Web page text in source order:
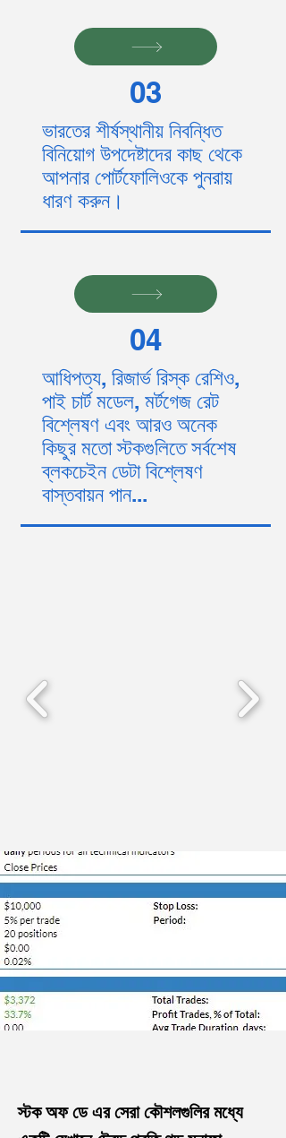
03
ভারতের শীর্ষস্থানীয় নিবন্ধিত
বিনিয়োগ উপদেষ্টাদের কাছ থেকে
আপনার পোর্টফোলিওকে পুনরায়
ধারণ করুন।
04
আধিপত্য, রিজার্ভ রিস্ক রেশিও,
পাই চার্ট মডেল, মর্টগেজ রেট
বিশ্লেষণ এবং আরও অনেক
কিছুর মতো স্টকগুলিতে সর্বশেষ
ব্লকচেইন ডেটা বিশ্লেষণ
বাস্তবায়ন পান...
স্টক অফ ডে এর সেরা কৌশলগুলির মধ্যে